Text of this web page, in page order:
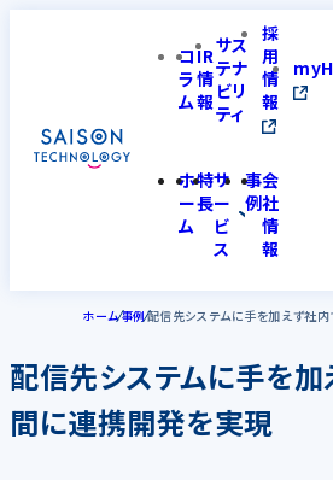
コ
ラ
ム
IR
情
報
サス
テナ
ビリ
ティ
採
用
情
報
ホ
ー
ム
特
長
サ
ー
ビ
ス
事
例
会
社
情
報
ホーム事例配信先システムに手を加えず社
配信先システムに手を
間に連携開発を実現